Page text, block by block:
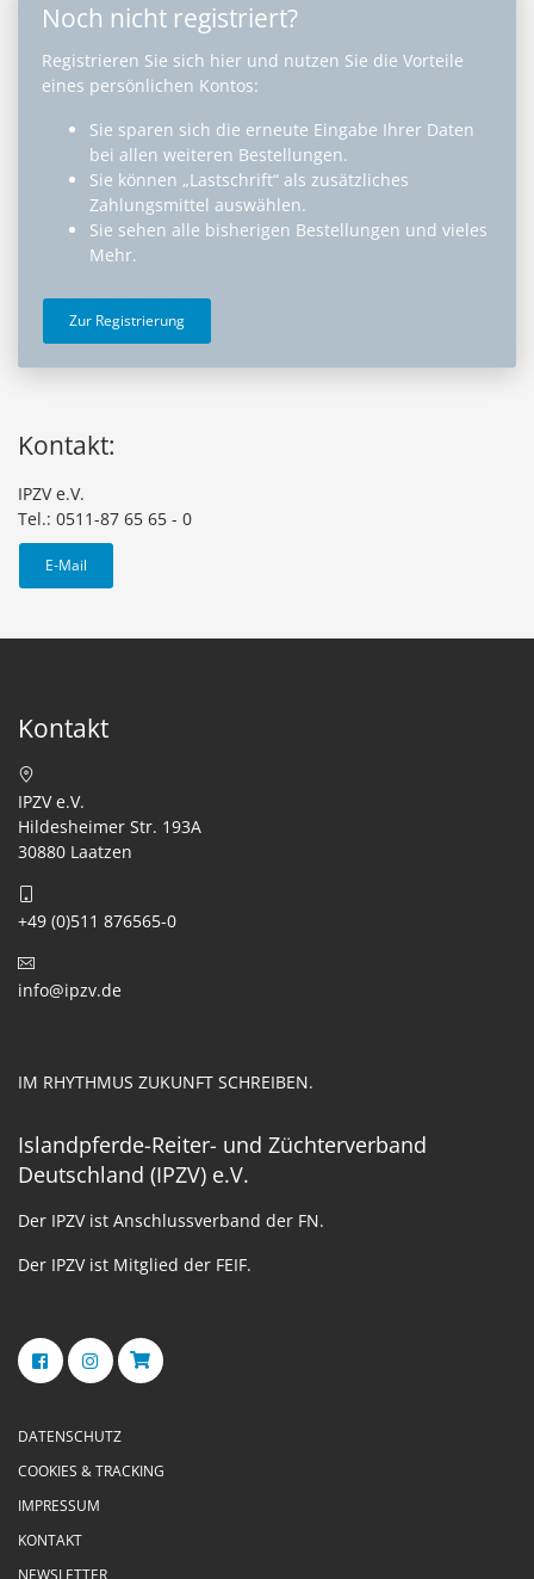
Noch nicht registriert?
Registrieren Sie sich hier und nutzen Sie die Vorteile
eines persönlichen Kontos:
Sie sparen sich die erneute Eingabe Ihrer Daten
bei allen weiteren Bestellungen.
Sie können „Lastschrift“ als zusätzliches
Zahlungsmittel auswählen.
Sie sehen alle bisherigen Bestellungen und vieles
Mehr.
Zur Registrierung
Kontakt:
IPZV e.V.
Tel.: 0511-87 65 65 - 0
E-Mail
Kontakt
IPZV e.V.
Hildesheimer Str. 193A
30880 Laatzen
+49 (0)511 876565-0
info@ipzv.de
IM RHYTHMUS ZUKUNFT SCHREIBEN.
Islandpferde-Reiter- und Züchterverband
Deutschland (IPZV) e.V.
Der IPZV ist Anschlussverband der FN.
Der IPZV ist Mitglied der FEIF.
DATENSCHUTZ
COOKIES & TRACKING
IMPRESSUM
KONTAKT